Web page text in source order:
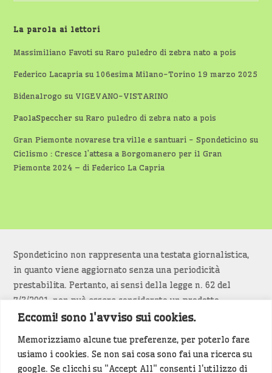
Eccomi! sono l'avviso sui cookies.
Memorizziamo alcune tue preferenze, per poterlo fare
usiamo i cookies. Se non sai cosa sono fai una ricerca su
google. Se clicchi su "Accept All" consenti l'utilizzo di
La parola ai lettori
Massimiliano Favoti suRaro puledro di zebra nato a pois
Federico Lacapria su 106esima Milano-Torino 19 marzo 2025
Bidenalrogo su VIGEVANO-VISTARINO
PaolaSpeccher suRaro puledro di zebra nato a pois
Gran Piemonte novarese tra ville e santuari - Spondeticino su
Ciclismo : Cresce l’attesa a Borgomanero per il Gran
Piemonte 2024 – di Federico La Capria
Spondeticino non rappresenta una testata giornalistica,
in quanto viene aggiornato senza una periodicità
prestabilita. Pertanto, ai sensi della legge n. 62 del
7/3/2001, non può essere considerato un prodotto
editoriale.
Siamo attenti a non violare copyright e diritti
d’immagine. Se un contenuto è di tua proprietà e vuoi